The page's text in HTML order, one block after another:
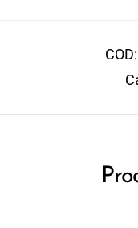
COD: